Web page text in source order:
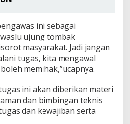
ini sebagai
ujung tombak
masyarakat. Jadi jangan
tugas, kita mengawal
memihak,”ucapnya.
ini akan diberikan materi
dan bimbingan teknis
dan kewajiban serta